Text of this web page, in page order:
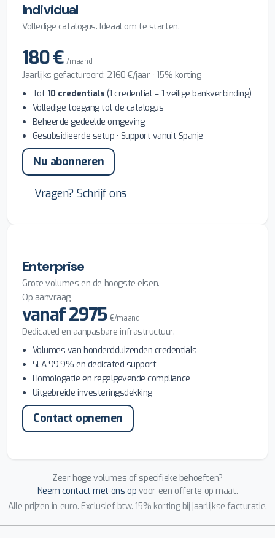
Individual
Volledige catalogus. Ideaal om te starten.
180 €/maand
Jaarlijks gefactureerd: 2160 €/jaar · 15% korting
Tot 10 credentials (1 credential = 1 veilige bankverbinding)
Volledige toegang tot de catalogus
Beheerde gedeelde omgeving
Gesubsidieerde setup · Support vanuit Spanje
Nu abonneren
Vragen? Schrijf ons
Enterprise
Grote volumes en de hoogste eisen.
Op aanvraag
vanaf 2975€/maand
Dedicated en aanpasbare infrastructuur.
Volumes van honderdduizenden credentials
SLA 99,9% en dedicated support
Homologatie en regelgevende compliance
Uitgebreide investeringsdekking
Contact opnemen
Zeer hoge volumes of specifieke behoeften?
Neem contact met ons op voor een offerte op maat.
Alle prijzen in euro. Exclusief btw. 15% korting bij jaarlijkse facturatie.